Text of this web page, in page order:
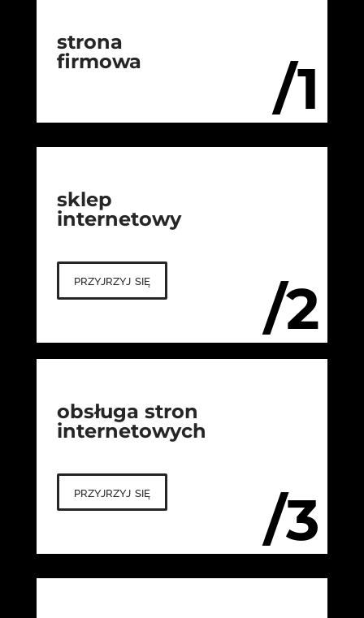
/1
strona
firmowa
/2
sklep
internetowy
przyjrzyj się
/3
obsługa stron
internetowych
przyjrzyj się